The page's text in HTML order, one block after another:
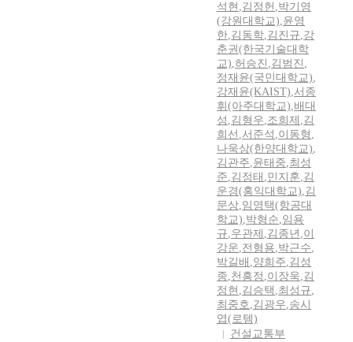
석현 ,김정헌 ,박기영
(강원대학교),윤영
한,김동학,김진규,강
춘권(한국기술대학
교),허승진 ,김범진 ,
정재윤(국민대학교),
강재윤(KAIST),서종
휘(아주대학교),배대
성 ,김형우,조희제 ,김
희선 ,서준석 ,이동형 ,
나욱상(한양대학교),
김관주,윤태중,최성
준,김정태 ,민지훈,김
운경(홍익대학교),김
문상,임영택(항공대
학교),박형순,임용
규,우관제 ,김종년 ,이
강운,전형용,박근수,
박길배 ,양희주,김성
종,천흥정 ,이장욱,김
정현 ,김승택 ,최성규,
최중호,김광우,송시
엽(로템)
건설교통부